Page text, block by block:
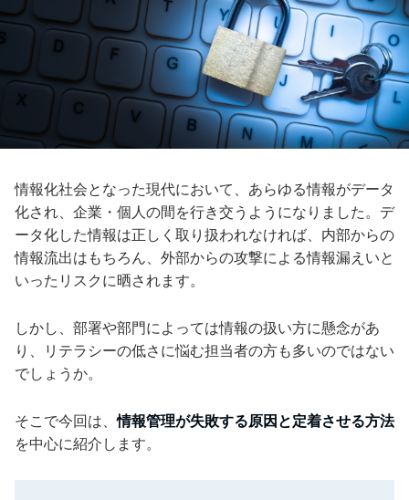
情報化社会となった現代において、あらゆる情報がデータ
化され、企業・個人の間を行き交うようになりました。デ
ータ化した情報は正しく取り扱われなければ、内部からの
情報流出はもちろん、外部からの攻撃による情報漏えいと
いったリスクに晒されます。
しかし、部署や部門によっては情報の扱い方に懸念があ
り、リテラシーの低さに悩む担当者の方も多いのではない
でしょうか。
そこで今回は、情報管理が失敗する原因と定着させる方法
を中心に紹介します。